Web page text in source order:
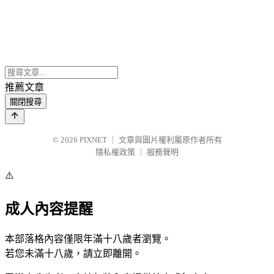
推薦文章
關閉搜尋
© 2026 PIXNET
文章與圖片權利屬原作者所有
隱私權政策
服務聲明
⚠️
成人內容提醒
本部落格內容僅限年滿十八歲者瀏覽。
若您未滿十八歲，請立即離開。